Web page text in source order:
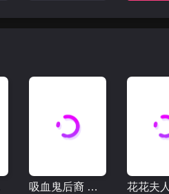
吸血鬼后裔 第一季 花花夫人